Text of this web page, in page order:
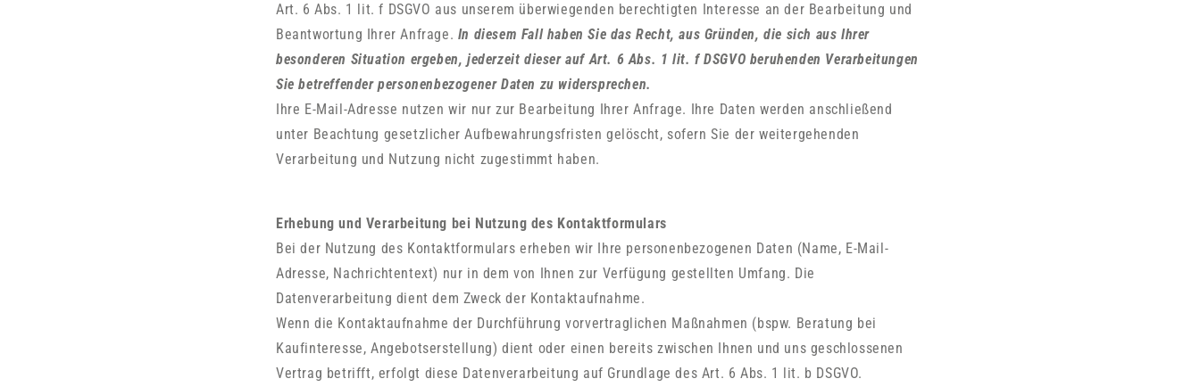
Art. 6 Abs. 1 lit. f DSGVO aus unserem überwiegenden berechtigten Interesse an der Bearbeitung und
Beantwortung Ihrer Anfrage. In diesem Fall haben Sie das Recht, aus Gründen, die sich aus Ihrer
besonderen Situation ergeben, jederzeit dieser auf Art. 6 Abs. 1 lit. f DSGVO beruhenden Verarbeitungen
Sie betreffender personenbezogener Daten zu widersprechen.
Ihre E-Mail-Adresse nutzen wir nur zur Bearbeitung Ihrer Anfrage. Ihre Daten werden anschließend
unter Beachtung gesetzlicher Aufbewahrungsfristen gelöscht, sofern Sie der weitergehenden
Verarbeitung und Nutzung nicht zugestimmt haben.
Erhebung und Verarbeitung bei Nutzung des Kontaktformulars
Bei der Nutzung des Kontaktformulars erheben wir Ihre personenbezogenen Daten (Name, E-Mail-
Adresse, Nachrichtentext) nur in dem von Ihnen zur Verfügung gestellten Umfang. Die
Datenverarbeitung dient dem Zweck der Kontaktaufnahme.
Wenn die Kontaktaufnahme der Durchführung vorvertraglichen Maßnahmen (bspw. Beratung bei
Kaufinteresse, Angebotserstellung) dient oder einen bereits zwischen Ihnen und uns geschlossenen
Vertrag betrifft, erfolgt diese Datenverarbeitung auf Grundlage des Art. 6 Abs. 1 lit. b DSGVO.